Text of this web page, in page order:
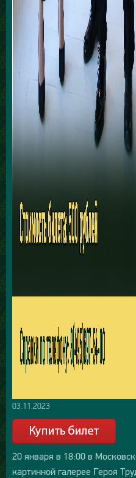
03.11.2023
20 января в 18:00 в
картинной галерее Героя